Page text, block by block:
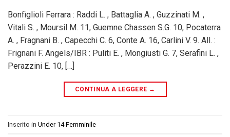
Bonfiglioli Ferrara : Raddi L. , Battaglia A. , Guzzinati M. ,
Vitali S. , Moursil M. 11, Guemne Chassen S.G. 10, Pocaterra
A. , Fragnani B. , Capecchi C. 6, Conte A. 16, Carlini V. 9. All. :
Frignani F. Angels/IBR : Puliti E. , Mongiusti G. 7, Serafini L. ,
Perazzini E. 10, […]
CONTINUA A LEGGERE →
Inserito in Under 14 Femminile